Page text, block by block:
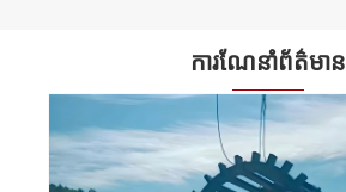
ការណែនាំព័ត៌មាន